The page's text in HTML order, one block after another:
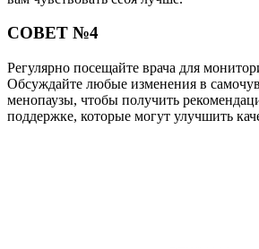
СОВЕТ №4
Регулярно посещайте врача для
Обсуждайте любые изменения в
менопаузы, чтобы получить
поддержке, которые могут улучшить